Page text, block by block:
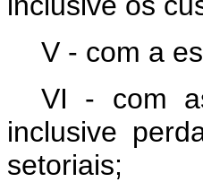
V - com a
VI - com
inclusive
setoriais;